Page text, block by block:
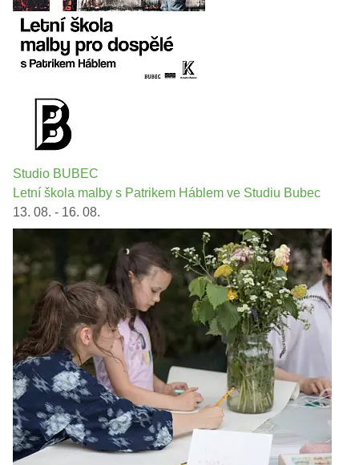
Studio BUBEC
Letní škola malby s Patrikem Háblem ve Studiu Bubec
13. 08. - 16. 08.